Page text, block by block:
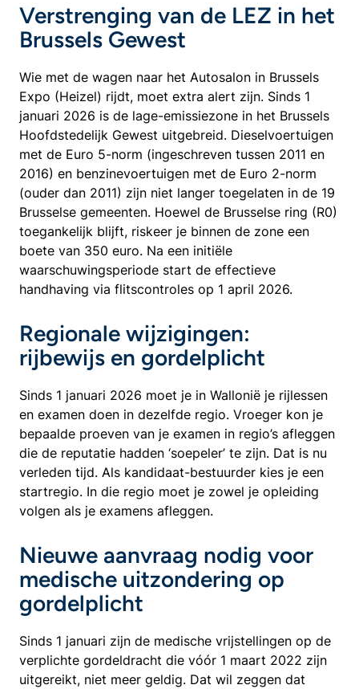
Verstrenging van de LEZ in het
Brussels Gewest
Wie met de wagen naar het Autosalon in Brussels
Expo (Heizel) rijdt, moet extra alert zijn. Sinds 1
januari 2026 is de lage-emissiezone in het Brussels
Hoofdstedelijk Gewest uitgebreid. Dieselvoertuigen
met de Euro 5-norm (ingeschreven tussen 2011 en
2016) en benzinevoertuigen met de Euro 2-norm
(ouder dan 2011) zijn niet langer toegelaten in de 19
Brusselse gemeenten. Hoewel de Brusselse ring (R0)
toegankelijk blijft, riskeer je binnen de zone een
boete van 350 euro. Na een initiële
waarschuwingsperiode start de effectieve
handhaving via flitscontroles op 1 april 2026.
Regionale wijzigingen:
rijbewijs en gordelplicht
Sinds 1 januari 2026 moet je in Wallonië je rijlessen
en examen doen in dezelfde regio. Vroeger kon je
bepaalde proeven van je examen in regio’s afleggen
die de reputatie hadden ‘soepeler’ te zijn. Dat is nu
verleden tijd. Als kandidaat-bestuurder kies je een
startregio. In die regio moet je zowel je opleiding
volgen als je examens afleggen.
Nieuwe aanvraag nodig voor
medische uitzondering op
gordelplicht
Sinds 1 januari zijn de medische vrijstellingen op de
verplichte gordeldracht die vóór 1 maart 2022 zijn
uitgereikt, niet meer geldig. Dat wil zeggen dat